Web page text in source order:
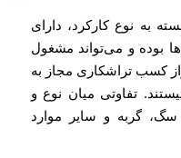
به نوع کارکرد، دارای
بوده و می‌تواند مشغول
کسب تراشکاری مجاز به
تفاوتی میان نوع و
سگ، گربه و سایر موارد